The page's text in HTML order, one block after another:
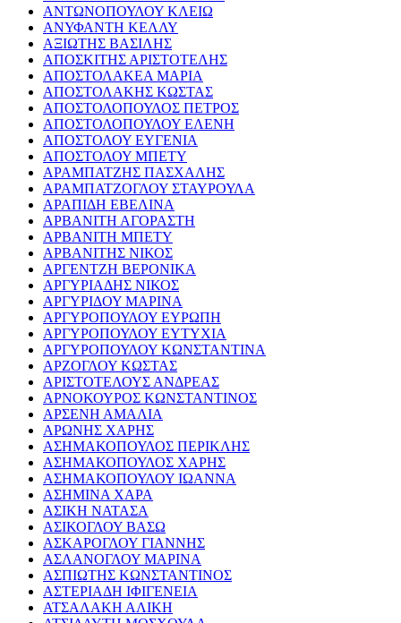
ΑΝΤΩΝΟΠΟΥΛΟΥ ΚΛΕΙΩ
ΑΝΥΦΑΝΤΗ ΚΕΛΛΥ
ΑΞΙΩΤΗΣ ΒΑΣΙΛΗΣ
ΑΠΟΣΚΙΤΗΣ ΑΡΙΣΤΟΤΕΛΗΣ
ΑΠΟΣΤΟΛΑΚΕΑ ΜΑΡΙΑ
ΑΠΟΣΤΟΛΑΚΗΣ ΚΩΣΤΑΣ
ΑΠΟΣΤΟΛΟΠΟΥΛΟΣ ΠΕΤΡΟΣ
ΑΠΟΣΤΟΛΟΠΟΥΛΟΥ ΕΛΕΝΗ
ΑΠΟΣΤΟΛΟΥ ΕΥΓΕΝΙΑ
ΑΠΟΣΤΟΛΟΥ ΜΠΕΤΥ
ΑΡΑΜΠΑΤΖΗΣ ΠΑΣΧΑΛΗΣ
ΑΡΑΜΠΑΤΖΟΓΛΟΥ ΣΤΑΥΡΟΥΛΑ
ΑΡΑΠΙΔΗ ΕΒΕΛΙΝΑ
ΑΡΒΑΝΙΤΗ ΑΓΟΡΑΣΤΗ
ΑΡΒΑΝΙΤΗ ΜΠΕΤΥ
ΑΡΒΑΝΙΤΗΣ ΝΙΚΟΣ
ΑΡΓΕΝΤΖΗ ΒΕΡΟΝΙΚΑ
ΑΡΓΥΡΙΑΔΗΣ ΝΙΚΟΣ
ΑΡΓΥΡΙΔΟΥ ΜΑΡΙΝΑ
ΑΡΓΥΡΟΠΟΥΛΟΥ ΕΥΡΩΠΗ
ΑΡΓΥΡΟΠΟΥΛΟΥ ΕΥΤΥΧΙΑ
ΑΡΓΥΡΟΠΟΥΛΟΥ ΚΩΝΣΤΑΝΤΙΝΑ
ΑΡΖΟΓΛΟΥ ΚΩΣΤΑΣ
ΑΡΙΣΤΟΤΕΛΟΥΣ ΑΝΔΡΕΑΣ
ΑΡΝΟΚΟΥΡΟΣ ΚΩΝΣΤΑΝΤΙΝΟΣ
ΑΡΣΕΝΗ ΑΜΑΛΙΑ
ΑΡΩΝΗΣ ΧΑΡΗΣ
ΑΣΗΜΑΚΟΠΟΥΛΟΣ ΠΕΡΙΚΛΗΣ
ΑΣΗΜΑΚΟΠΟΥΛΟΣ ΧΑΡΗΣ
ΑΣΗΜΑΚΟΠΟΥΛΟΥ ΙΩΑΝΝΑ
ΑΣΗΜΙΝΑ ΧΑΡΑ
ΑΣΙΚΗ ΝΑΤΑΣΑ
ΑΣΙΚΟΓΛΟΥ ΒΑΣΩ
ΑΣΚΑΡΟΓΛΟΥ ΓΙΑΝΝΗΣ
ΑΣΛΑΝΟΓΛΟΥ ΜΑΡΙΝΑ
ΑΣΠΙΩΤΗΣ ΚΩΝΣΤΑΝΤΙΝΟΣ
ΑΣΤΕΡΙΑΔΗ ΙΦΙΓΕΝΕΙΑ
ΑΤΣΑΛΑΚΗ ΑΛΙΚΗ